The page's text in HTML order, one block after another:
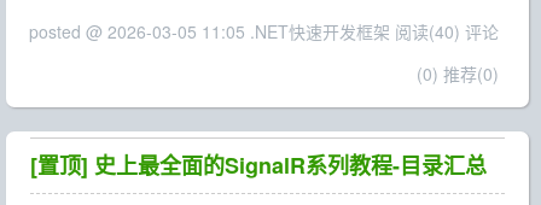
posted @ 2026-03-05 11:05 .NET快速开发框架 阅读(40) 评论
(0) 推荐(0)
[置顶] 史上最全面的SignalR系列教程-目录汇总